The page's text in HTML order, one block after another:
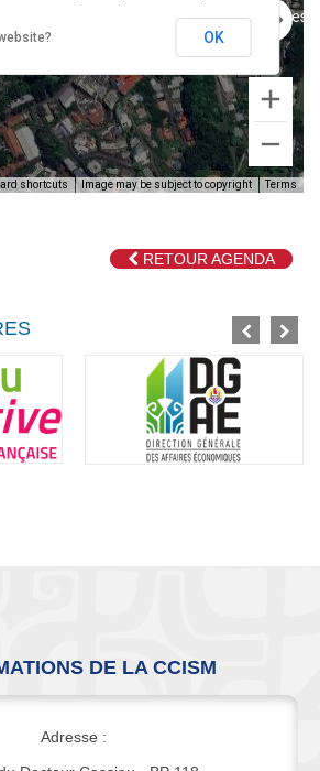
only For development purposes
shortcuts Image may be subject to copyright Terms
OK
RETOUR AGENDA
DE LA CCISM
Adresse :